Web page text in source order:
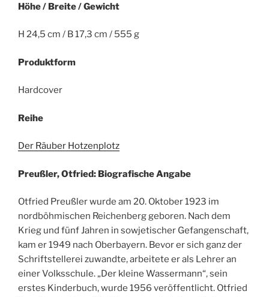
Höhe / Breite / Gewicht
H 24,5 cm / B 17,3 cm / 555 g
Produktform
Hardcover
Reihe
Der Räuber Hotzenplotz
Preußler, Otfried: Biografische Angabe
Otfried Preußler wurde am 20. Oktober 1923 im
nordböhmischen Reichenberg geboren. Nach dem
Krieg und fünf Jahren in sowjetischer Gefangenschaft,
kam er 1949 nach Oberbayern. Bevor er sich ganz der
Schriftstellerei zuwandte, arbeitete er als Lehrer an
einer Volksschule. „Der kleine Wassermann“, sein
erstes Kinderbuch, wurde 1956 veröffentlicht. Otfried